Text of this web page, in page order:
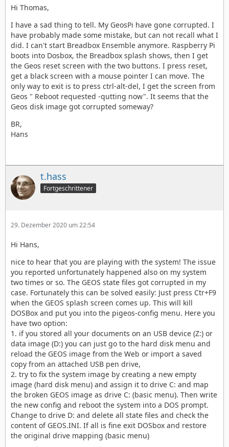
Hi Thomas,
I have a sad thing to tell. My GeosPi have gone corrupted. I
have probably made some mistake, but can not recall what I
did. I can't start Breadbox Ensemble anymore. Raspberry Pi
boots into Dosbox, the Breadbox splash shows, then I get
the Geos reset screen with the two buttons. I press reset,
get a black screen with a mouse pointer I can move. The
only way to exit is to press ctrl-alt-del, I get the screen from
Geos " Reboot requested -qutting now". It seems that the
Geos disk image got corrupted someway?
BR,
Hans
t.hass
Fortgeschrittener
29. Dezember 2020 um 22:54
Hi Hans,
nice to hear that you are playing with the system! The issue
you reported unfortunately happened also on my system
two times or so. The GEOS state files got corrupted in my
case. Fortunately this can be solved easily: Just press Ctr+F9
when the GEOS splash screen comes up. This will kill
DOSBox and put you into the pigeos-config menu. Here you
have two option:
1. if you stored all your documents on an USB device (Z:) or
data image (D:) you can just go to the hard disk menu and
reload the GEOS image from the Web or import a saved
copy from an attached USB pen drive,
2. try to fix the system image by creating a new empty
image (hard disk menu) and assign it to drive C: and map
the broken GEOS image as drive C: (basic menu). Then write
the new config and reboot the system into a DOS prompt.
Change to drive D: and delete all state files and check the
content of GEOS.INI. If all is fine exit DOSbox and restore
the original drive mapping (basic menu)